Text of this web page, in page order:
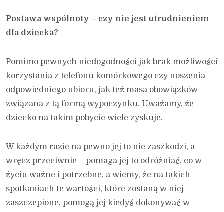
Postawa wspólnoty – czy nie jest utrudnieniem
dla dziecka?
Pomimo pewnych niedogodności jak brak możliwości
korzystania z telefonu komórkowego czy noszenia
odpowiedniego ubioru, jak też masa obowiązków
związana z tą formą wypoczynku. Uważamy, że
dziecko na takim pobycie wiele zyskuje.
W każdym razie na pewno jej to nie zaszkodzi, a
wręcz przeciwnie – pomaga jej to odróżniać, co w
życiu ważne i potrzebne, a wiemy, że na takich
spotkaniach te wartości, które zostaną w niej
zaszczepione, pomogą jej kiedyś dokonywać w